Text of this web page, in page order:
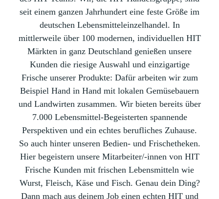
seit einem ganzen Jahrhundert eine feste Größe im
deutschen Lebensmitteleinzelhandel. In
mittlerweile über 100 modernen, individuellen HIT
Märkten in ganz Deutschland genießen unsere
Kunden die riesige Auswahl und einzigartige
Frische unserer Produkte: Dafür arbeiten wir zum
Beispiel Hand in Hand mit lokalen Gemüsebauern
und Landwirten zusammen. Wir bieten bereits über
7.000 Lebensmittel-Begeisterten spannende
Perspektiven und ein echtes berufliches Zuhause.
So auch hinter unseren Bedien- und Frischetheken.
Hier begeistern unsere Mitarbeiter/-innen von HIT
Frische Kunden mit frischen Lebensmitteln wie
Wurst, Fleisch, Käse und Fisch. Genau dein Ding?
Dann mach aus deinem Job einen echten HIT und